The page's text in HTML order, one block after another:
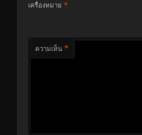
เครื่องหมาย*
ความเห็น *